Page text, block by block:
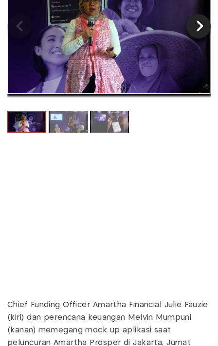
chevron_right
chevron_left
Chief Funding Officer Amartha Financial Julie Fauzie
(kiri) dan perencana keuangan Melvin Mumpuni
(kanan) memegang mock up aplikasi saat
peluncuran Amartha Prosper di Jakarta, Jumat